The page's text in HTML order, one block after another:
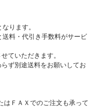
ります。
料・代引き手数料がサービ
ていただきます。
ず別途送料をお願いしてお
はＦＡＸでのご注文も承って